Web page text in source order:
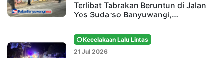
Terlibat Tabrakan Beruntun di Jalan
Yos Sudarso Banyuwangi,…
Kecelakaan Lalu Lintas
21 Jul 2026